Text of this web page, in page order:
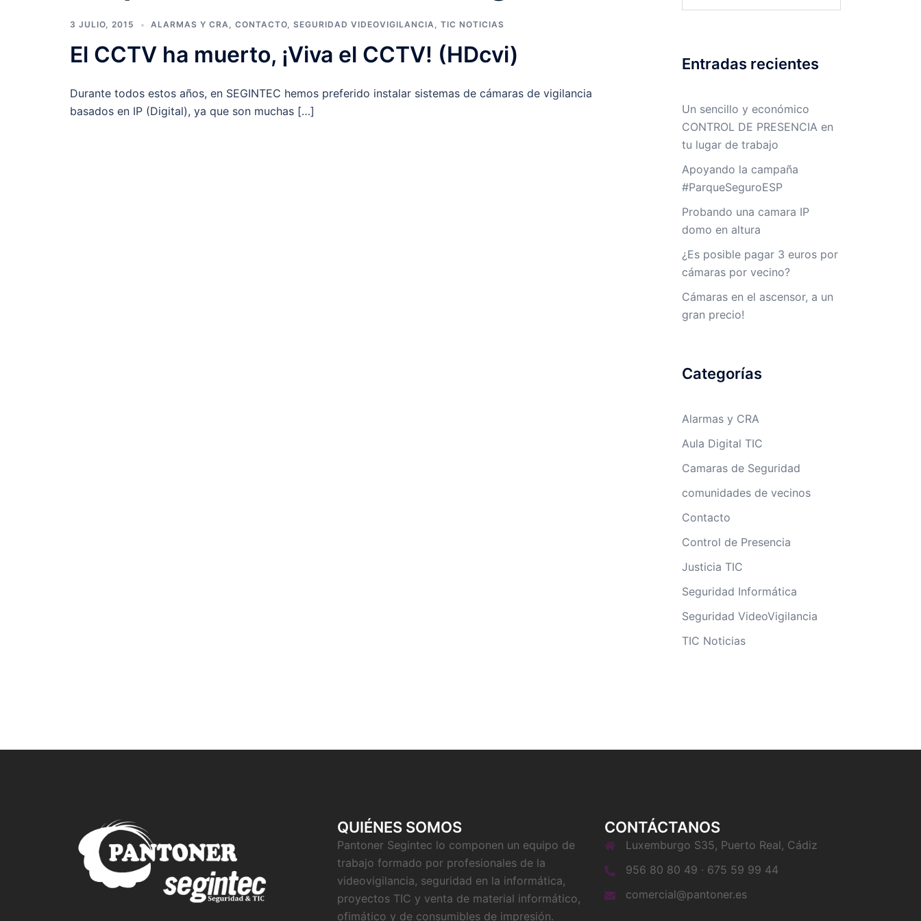
3 JULIO, 2015 ALARMAS Y CRA, CONTACTO, SEGURIDAD VIDEOVIGILANCIA, TIC NOTICIAS
El CCTV ha muerto, ¡Viva el CCTV! (HDcvi)
Durante todos estos años, en SEGINTEC hemos preferido instalar sistemas de cámaras de vigilancia
basados en IP (Digital), ya que son muchas […]
Entradas recientes
Un sencillo y económico
CONTROL DE PRESENCIA en
tu lugar de trabajo
Apoyando la campaña
#ParqueSeguroESP
Probando una camara IP
domo en altura
¿Es posible pagar 3 euros por
cámaras por vecino?
Cámaras en el ascensor, a un
gran precio!
Categorías
Alarmas y CRA
Aula Digital TIC
Camaras de Seguridad
comunidades de vecinos
Contacto
Control de Presencia
Justicia TIC
Seguridad Informática
Seguridad VideoVigilancia
TIC Noticias
QUIÉNES SOMOS
Pantoner Segintec lo componen un equipo de
trabajo formado por profesionales de la
videovigilancia, seguridad en la informática,
proyectos TIC y venta de material informático,
ofimático y de consumibles de impresión.
CONTÁCTANOS
Luxemburgo S35, Puerto Real, Cádiz
956 80 80 49 · 675 59 99 44
comercial@pantoner.es